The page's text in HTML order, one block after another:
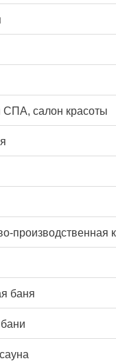
СПА, салон красоты
производственная
баня